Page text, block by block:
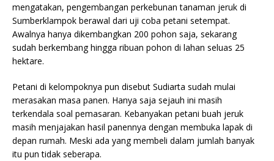
mengatakan, pengembangan perkebunan tanaman jeruk di
Sumberklampok berawal dari uji coba petani setempat.
Awalnya hanya dikembangkan 200 pohon saja, sekarang
sudah berkembang hingga ribuan pohon di lahan seluas 25
hektare.
Petani di kelompoknya pun disebut Sudiarta sudah mulai
merasakan masa panen. Hanya saja sejauh ini masih
terkendala soal pemasaran. Kebanyakan petani buah jeruk
masih menjajakan hasil panennya dengan membuka lapak di
depan rumah. Meski ada yang membeli dalam jumlah banyak
itu pun tidak seberapa.